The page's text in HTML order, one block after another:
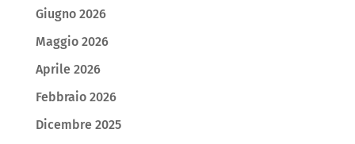
Giugno 2026
Maggio 2026
Aprile 2026
Febbraio 2026
Dicembre 2025